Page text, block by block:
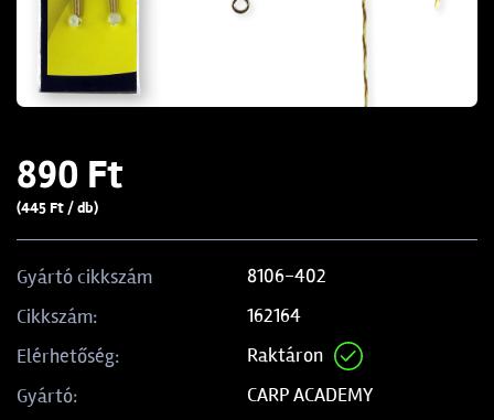
890 Ft
(445 Ft / db)
Gyártó cikkszám
8106-402
Cikkszám:
162164
Elérhetőség:
Raktáron
Gyártó:
CARP ACADEMY